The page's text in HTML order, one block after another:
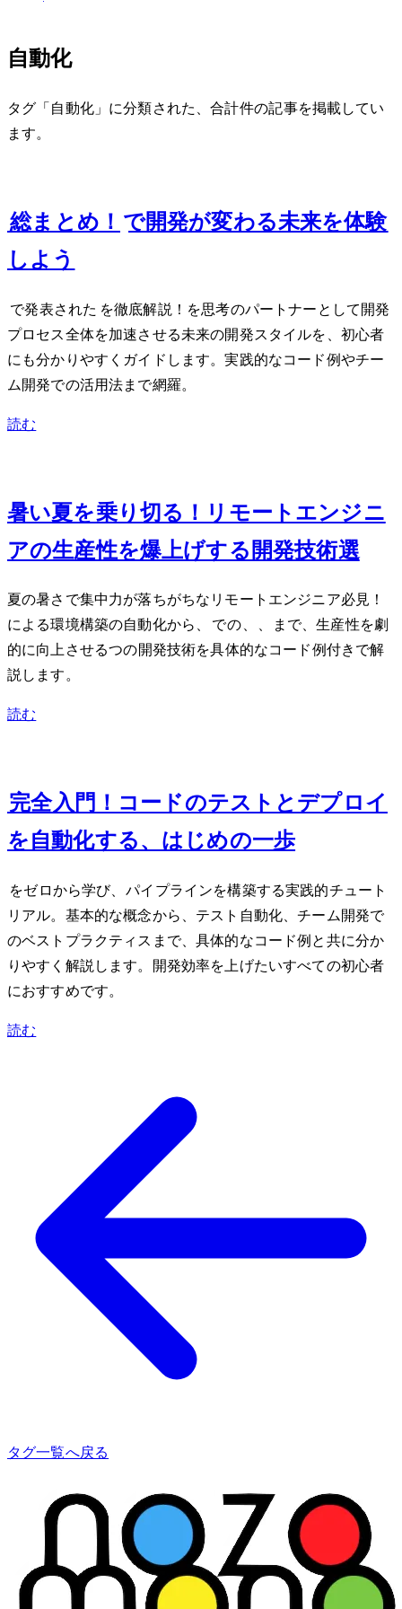
自動化
タグ「自動化」に分類された、合計 3 件の記事を掲載してい
ます。
GitHub Universe 2024総まとめ！Copilot Workspaceで開発が変わる未来を体験
しよう
GitHub Universe 2024で発表されたCopilot Workspaceを徹底解説！AIを思考のパートナーとして開発
プロセス全体を加速させる未来の開発スタイルを、初心者
にも分かりやすくガイドします。実践的なコード例やチー
ム開発での活用法まで網羅。
読む
暑い夏を乗り切る！リモートエンジニ
アの生産性を爆上げする開発技術5選
夏の暑さで集中力が落ちがちなリモートエンジニア必見！Docker
による環境構築の自動化から、GitHub ActionsでのCI/CD、React、Next.jsまで、生産性を劇
的に向上させる5つの開発技術を具体的なコード例付きで解
説します。
読む
GitHub Actions完全入門！コードのテストとデプロイ
を自動化する、はじめの一歩
GitHub Actionsをゼロから学び、CI/CDパイプラインを構築する実践的チュート
リアル。基本的な概念から、テスト自動化、チーム開発で
のベストプラクティスまで、具体的なコード例と共に分か
りやすく解説します。開発効率を上げたいすべての初心者
におすすめです。
読む
タグ一覧へ戻る